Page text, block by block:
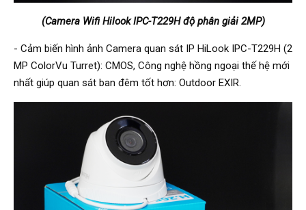
(Camera Wifi Hilook IPC-T229H độ phân giải 2MP)
- Cảm biến hình ảnh Camera quan sát IP HiLook IPC-T229H (2
MP ColorVu Turret): CMOS, Công nghệ hồng ngoại thế hệ mới
nhất giúp quan sát ban đêm tốt hơn: Outdoor EXIR.